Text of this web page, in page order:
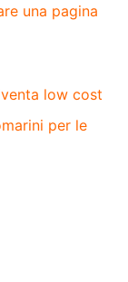
una pagina
low cost
per le